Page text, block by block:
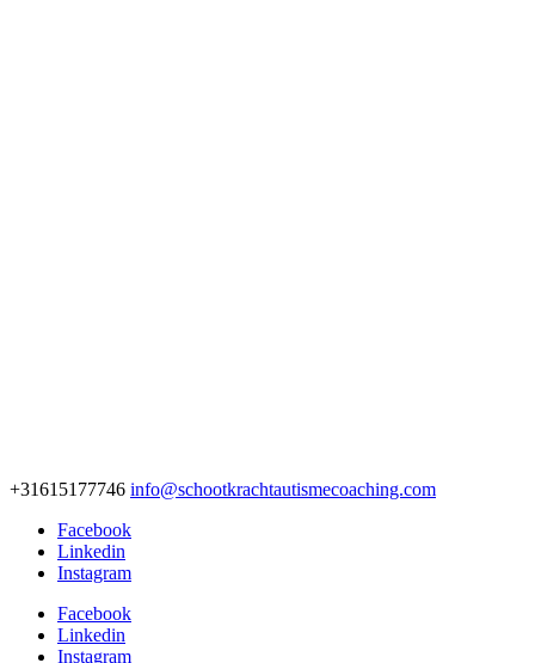
+31615177746 info@schootkrachtautismecoaching.com
Facebook
Linkedin
Instagram
Facebook
Linkedin
Instagram